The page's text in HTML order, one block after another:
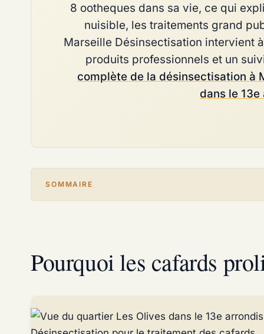
8 ootheques dans sa vie, ce qui
nuisible, les traitements grand
Marseille Désinsectisation intervient
produits professionnels et un
complète de la désinsectisation à
dans le
SOMMAIRE
Pourquoi les cafards